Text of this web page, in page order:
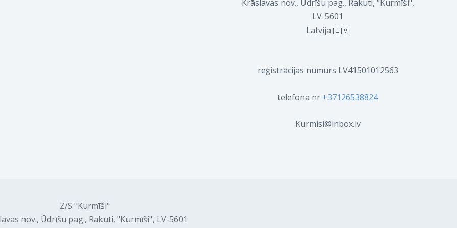
Krāslavas nov., Ūdrīšu pag., Rakuti, "Kurmīši",
LV-5601
Latvija 🇱🇻
reģistrācijas numurs LV41501012563
telefona nr +37126538824
Kurmisi@inbox.lv
Z/S "Kurmīši"
nov., Ūdrīšu pag., Rakuti, "Kurmīši", LV-5601